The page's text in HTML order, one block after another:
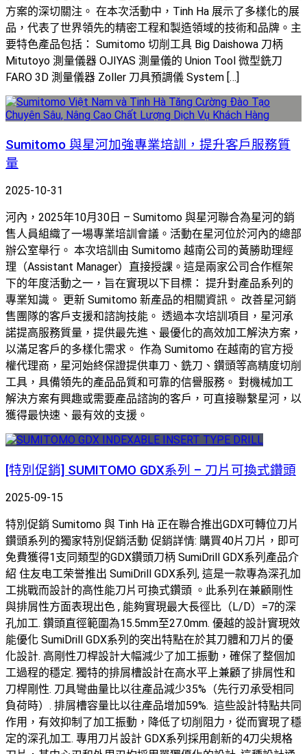
方案的深切關注。 在本次活動中，Tinh Ha 展示了多樣化的展
品，代表了世界領先的精密工程和製造領域的技術和品牌。主
要特色產品包括： Sumitomo 切削工具 Big Daishowa 刀柄
Mitutoyo 測量儀器 OJIYAS 測量儀的 Union Tool 微型銑刀
FARO 3D 測量儀器 Zoller 刀具預調儀 System […]
Sumitomo 與星河加強專業培訓，提升客戶服務質
量
2025-10-31
河內，2025年10月30日 – Sumitomo 與星河聯合為星河的銷
售人員組織了一場專業培訓會議。活動在星河位於河內的總部
辦公室舉行。 本次培訓由 Sumitomo 越南公司的黃勝助理經
理（Assistant Manager）直接授課。這是兩家公司合作框架
下的年度活動之一，旨在實現以下目標： 提升對產品系列的
專業知識。 更新 Sumitomo 新產品的相關資訊。 改善星河銷
售團隊的客戶支援和諮詢技能。 透過本次培訓項目，星河承
諾提高服務質量，提供最先進、最優化的高效加工解決方案，
以滿足客戶的多樣化需求。 作為 Sumitomo 在越南的官方授
權代理商，星河始終保證提供車刀、銑刀、鑽頭等高精度切削
工具，具備領先的產品品質和可靠的信譽服務。 對機械加工
解決方案有興趣或需要產品諮詢的客戶，可直接聯繫星河，以
獲得最快速、最有效的支援。
[特別促銷] SUMITOMO GDX系列 – 刀片可換式鑽頭
2025-09-15
特別促銷 Sumitomo 與 Tinh Hà 正在聯合推出GDX可轉位刀片
鑽頭系列的獨家特別促銷活動 促銷詳情: 購買40片刀片，即可
免費獲得1支同類型的GDX鑽頭刀柄 SumiDrill GDX系列產品介
紹 住友电工荣誉推出 SumiDrill GDX系列, 這是一款專為深孔加
工挑戰而設計的高性能刀片可換式鑽頭 。此系列在兼顧剛性
與排屑性方面表現出色 , 能夠實現最大長徑比（L/D）=7的深
孔加工. 鑽頭直徑範圍為15.5mm至27.0mm. 優越的設計實現效
能優化 SumiDrill GDX系列的突出特點在於其刀體和刀片的優
化設計. 高剛性刀桿設計大幅減少了加工振動，確保了整個加
工過程的穩定. 獨特的排屑槽設計在高水平上兼顧了排屑性和
刀桿剛性. 刀具彎曲量比以往產品減少35%（先行刃承受相同
負荷時）. 排屑槽容量比以往產品增加59%. 這些設計特點共同
作用，有效抑制了加工振動，降低了切削阻力，從而實現了穩
定的深孔加工. 專用刀片設計 GDX系列採用創新的4刀尖規格